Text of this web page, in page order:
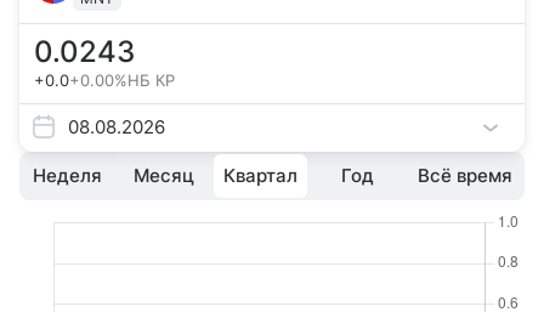
0.0243
+0.0+0.00%НБ КР
08.08.2026
Неделя Месяц Квартал Год Всё время